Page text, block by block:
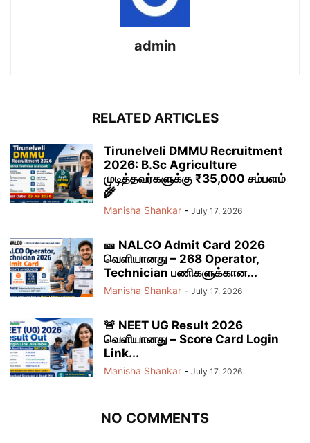
admin
RELATED ARTICLES
Tirunelveli DMMU Recruitment
2026: B.Sc Agriculture
முடித்தவர்களுக்கு ₹35,000 சம்பளம்
🌾
Manisha Shankar - July 17, 2026
🎫 NALCO Admit Card 2026
வெளியானது – 268 Operator,
Technician பணிகளுக்கான...
Manisha Shankar - July 17, 2026
🚨 NEET UG Result 2026
வெளியானது – Score Card Login
Link...
Manisha Shankar - July 17, 2026
NO COMMENTS